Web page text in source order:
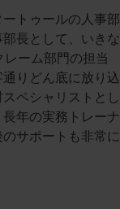
トゥールの人事部
長として、いきな
ーム部門の担当
りどん底に放り込
ペシャリストとし
年の実務トレーナ
サポートも非常に